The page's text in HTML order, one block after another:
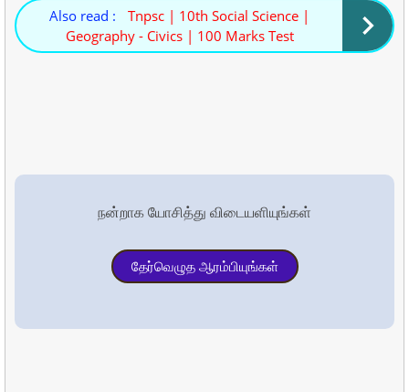
Also read :
Tnpsc | 10th Social Science |
Geography - Civics | 100 Marks Test
நன்றாக யோசித்து விடையளியுங்கள்
தேர்வெழுத ஆரம்பியுங்கள்